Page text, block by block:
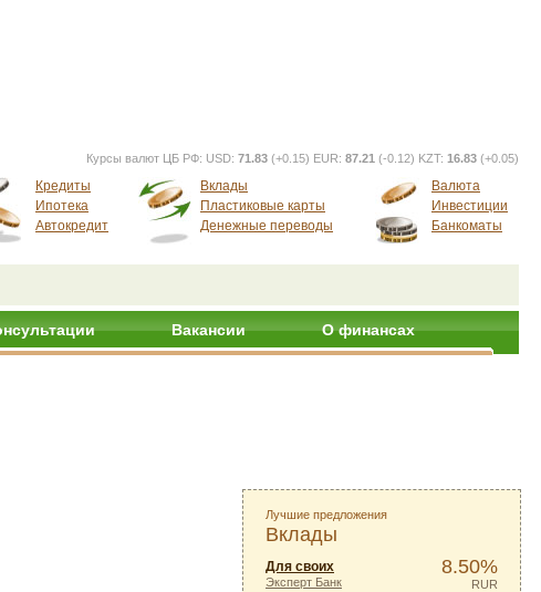
Курсы валют ЦБ РФ: USD: 71.83 (+0.15) EUR: 87.21 (-0.12) KZT: 16.83 (+0.05)
Кредиты
Ипотека
Автокредит
Вклады
Пластиковые карты
Денежные переводы
Валюта
Инвестиции
Банкоматы
Вакансии О финансах
Лучшие предложения
Вклады
Для своих
Эксперт Банк
8.50%
RUR